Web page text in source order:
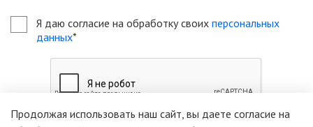
Я даю согласие на обработку своих персональных
данных*
Продолжая использовать наш сайт, вы даете согласие на